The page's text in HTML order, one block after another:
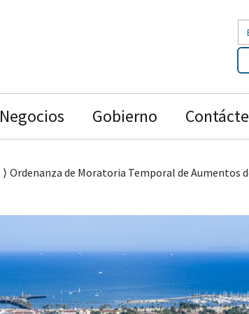
Negocios Gobierno
Ordenanza de Moratoria Temporal de Aumentos